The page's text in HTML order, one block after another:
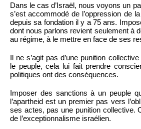
Dans le cas d’Israël, nous voyons un
s’est accommodé de l’oppression de
depuis sa fondation il y a 75 ans.
dont nous parlons revient seulement à
au régime, à le mettre en face de ses
Il ne s’agit pas d’une punition
le peuple, cela lui fait prendre
politiques ont des conséquences.
Imposer des sanctions à un peuple
l’apartheid est un premier pas vers
ses actes, pas une punition collective.
de l’exceptionnalisme israélien.